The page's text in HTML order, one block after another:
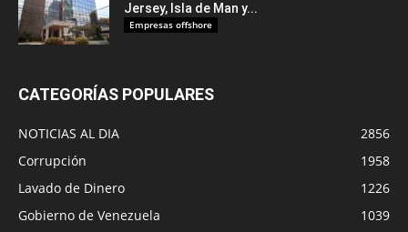
Jersey, Isla de Man y...
Empresas offshore
CATEGORÍAS POPULARES
NOTICIAS AL DIA
2856
Corrupción
1958
Lavado de Dinero
1226
Gobierno de Venezuela
1039